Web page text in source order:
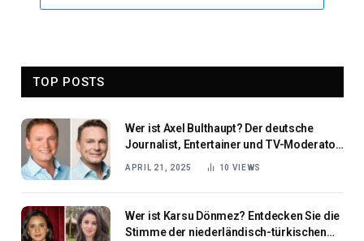
TOP POSTS
Wer ist Axel Bulthaupt? Der deutsche
Journalist, Entertainer und TV-Moderator
im Porträt
APRIL 21, 2025 10 VIEWS
Wer ist Karsu Dönmez? Entdecken Sie die
Stimme der niederländisch-türkischen